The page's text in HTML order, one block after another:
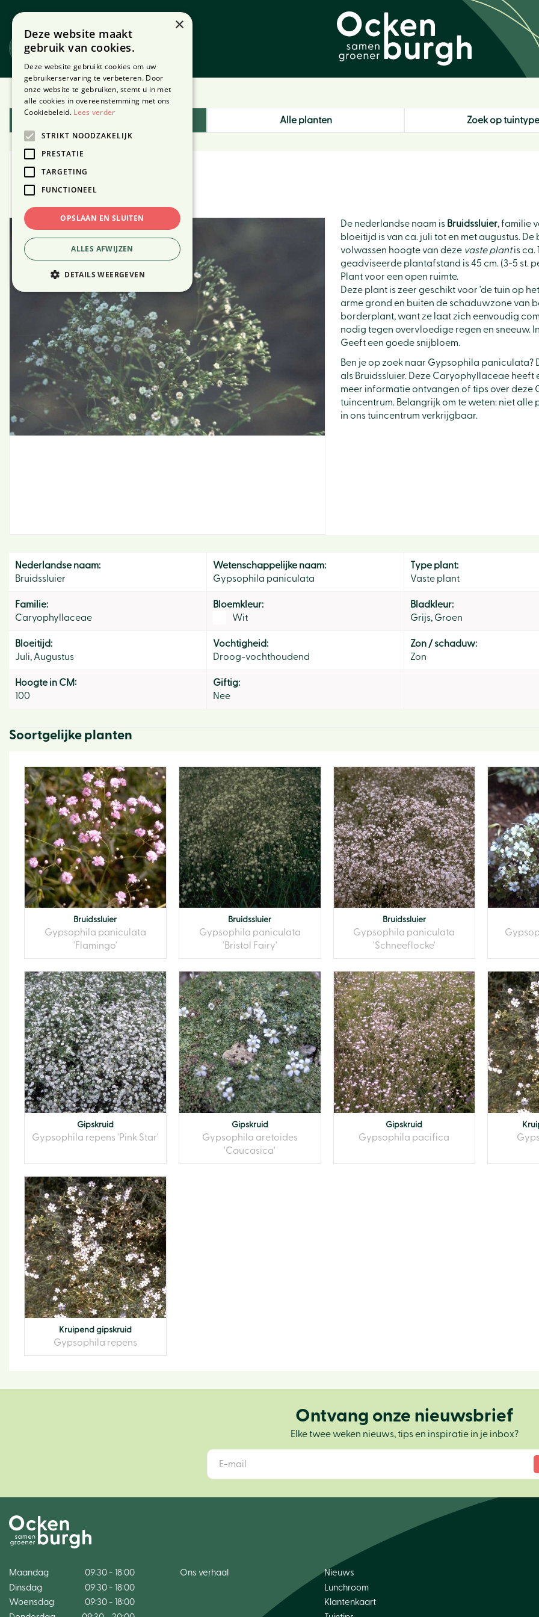
naar
content
Home Plantengids
Website Webshop
Alle planten Zoek op tuintype
Bruidssluier
De nederlandse naam is Bruidssluier, familie
bloeitijd is van ca. juli tot en met augustus.
volwassen hoogte van deze vaste plantis ca.
geadviseerde plantafstand is 45 cm. (3-5 st.
Plant voor een open ruimte.
Deze plant is zeer geschikt voor 'de tuin op
arme grond en buiten de schaduwzone van
borderplant, want ze laat zich eenvoudig
nodig tegen overvloedige regen en sneeuw.
Geeft een goede snijbloem.
Ben je op zoek naar Gypsophila
als Bruidssluier. Deze Caryophyllaceae
meer informatie ontvangen of tips over deze
tuincentrum. Belangrijk om te weten: niet
in ons tuincentrum verkrijgbaar.
Nederlandse naam:
Bruidssluier
Wetenschappelijke naam:
Gypsophila paniculata
Type plant:
Vaste plant
Familie:
Caryophyllaceae
Bloemkleur:
Wit
Bladkleur:
Grijs, Groen
Bloeitijd:
Juli, Augustus
Vochtigheid:
Droog-vochthoudend
Zon / schaduw:
Zon
Hoogte in CM:
100
Giftig:
Nee
Soortgelijke planten
Bruidssluier
Gypsophila paniculata
'Flamingo'
Bruidssluier
Gypsophila paniculata
'Bristol Fairy'
Bruidssluier
Gypsophila paniculata
'Schneeflocke'
Gipskruid
Gypsophila repens 'Pink Star'
Gipskruid
Gypsophila aretoides
'Caucasica'
Gipskruid
Gypsophila pacifica
Kruipend gipskruid
Gypsophila repens
Ontvang onze nieuwsbrief
Elke twee weken nieuws, tips en inspiratie in je inbox?
Maandag
09:30 - 18:00
Dinsdag
09:30 - 18:00
Woensdag
09:30 - 18:00
Ons verhaal
Nieuws
Lunchroom
Klantenkaart
×
Deze website maakt
gebruik van cookies.
Deze website gebruikt cookies om uw
gebruikerservaring te verbeteren. Door
onze website te gebruiken, stemt u in met
alle cookies in overeenstemming met ons
Cookiebeleid. Lees verder
STRIKT NOODZAKELIJK
PRESTATIE
TARGETING
FUNCTIONEEL
OPSLAAN EN SLUITEN
ALLES AFWIJZEN
DETAILS WEERGEVEN